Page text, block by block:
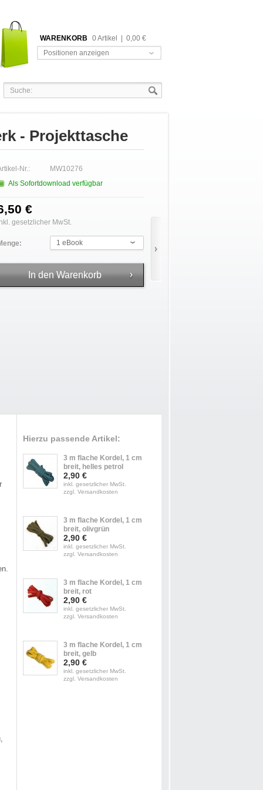
WARENKORB 0 Artikel
0,00 €
Positionen anzeigen
- Projekttasche
Nr.:
MW10276
Als Sofortdownload verfügbar
€
gesetzlicher MwSt.
1 eBook
Hierzu passende Artikel:
3 m flache Kordel, 1 cm
breit, helles petrol
2,90 €
inkl. gesetzlicher MwSt.
zzgl. Versandkosten
3 m flache Kordel, 1 cm
breit, olivgrün
2,90 €
inkl. gesetzlicher MwSt.
zzgl. Versandkosten
3 m flache Kordel, 1 cm
breit, rot
2,90 €
inkl. gesetzlicher MwSt.
zzgl. Versandkosten
3 m flache Kordel, 1 cm
breit, gelb
2,90 €
inkl. gesetzlicher MwSt.
zzgl. Versandkosten